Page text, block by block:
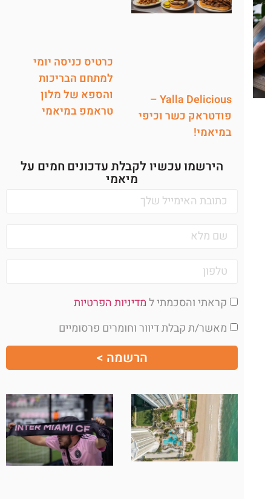
Yalla Delicious –
פודטראק כשר וכיפי
במיאמי!
כרטיס כניסה יומי
למתחם הבריכות
והספא של מלון
טראמפ במיאמי
הירשמו עכשיו לקבלת עדכונים חמים על
מיאמי
קראתי והסכמתי למדיניות הפרטיות
מאשר/ת קבלת דיוור וחומרים פרסומיים
הרשמה >